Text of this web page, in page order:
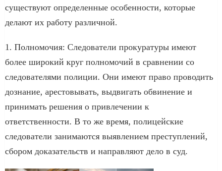
существуют определенные особенности, которые
делают их работу различной.
1. Полномочия: Следователи прокуратуры имеют
более широкий круг полномочий в сравнении со
следователями полиции. Они имеют право проводить
дознание, арестовывать, выдвигать обвинение и
принимать решения о привлечении к
ответственности. В то же время, полицейские
следователи занимаются выявлением преступлений,
сбором доказательств и направляют дело в суд.